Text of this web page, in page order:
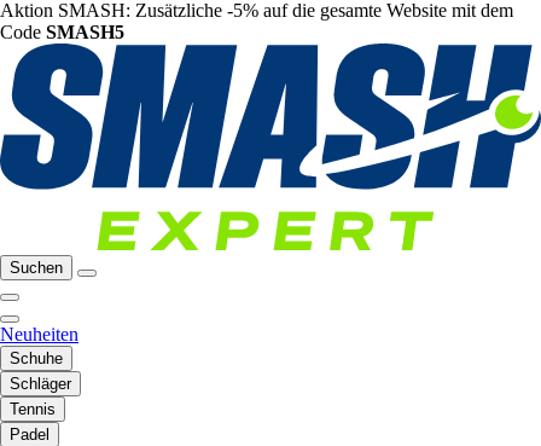
Aktion SMASH: Zusätzliche -5% auf die gesamte Website mit dem
Code SMASH5
Suchen
Neuheiten
Schuhe
Schläger
Tennis
Padel